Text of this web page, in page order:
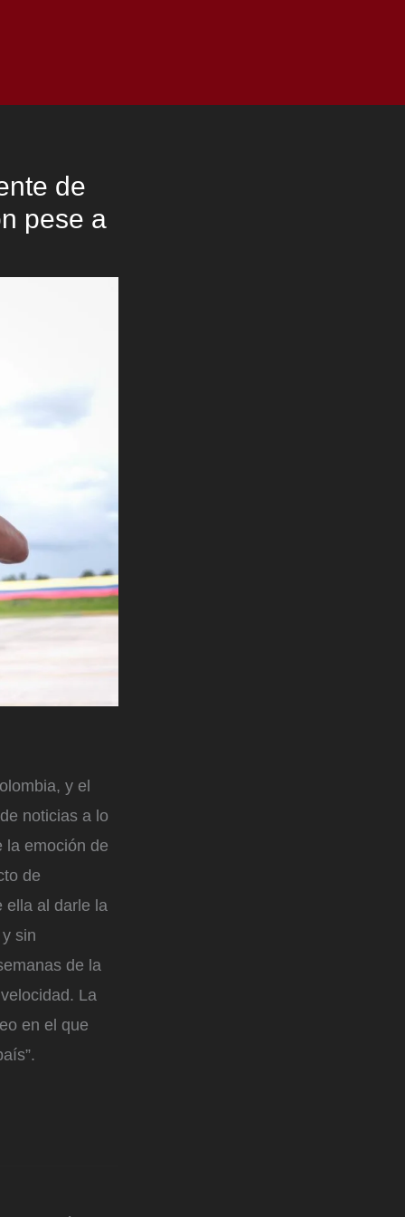
de
pese a
y el
noticias a lo
la emoción de
de
ella al darle la
sin
de la
La
en el que